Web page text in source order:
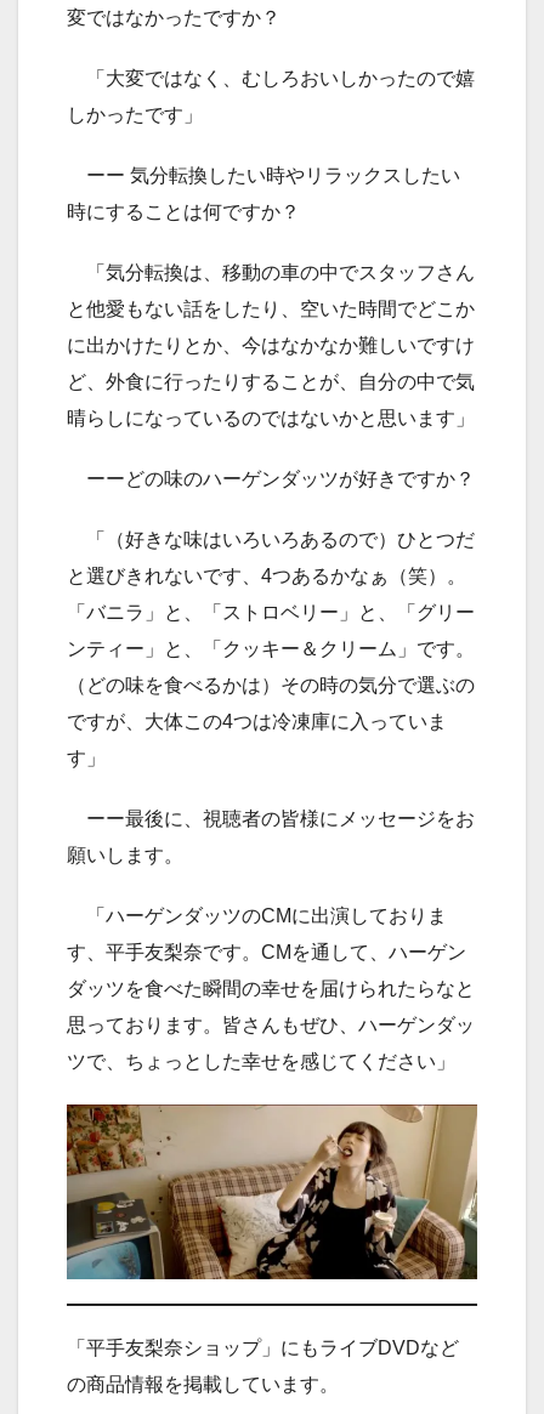
変ではなかったですか？
「大変ではなく、むしろおいしかったので嬉
しかったです」
ーー 気分転換したい時やリラックスしたい
時にすることは何ですか？
「気分転換は、移動の車の中でスタッフさん
と他愛もない話をしたり、空いた時間でどこか
に出かけたりとか、今はなかなか難しいですけ
ど、外食に行ったりすることが、自分の中で気
晴らしになっているのではないかと思います」
ーーどの味のハーゲンダッツが好きですか？
「（好きな味はいろいろあるので）ひとつだ
と選びきれないです、4つあるかなぁ（笑）。
「バニラ」と、「ストロベリー」と、「グリー
ンティー」と、「クッキー＆クリーム」です。
（どの味を食べるかは）その時の気分で選ぶの
ですが、大体この4つは冷凍庫に入っていま
す」
ーー最後に、視聴者の皆様にメッセージをお
願いします。
「ハーゲンダッツのCMに出演しておりま
す、平手友梨奈です。CMを通して、ハーゲン
ダッツを食べた瞬間の幸せを届けられたらなと
思っております。皆さんもぜひ、ハーゲンダッ
ツで、ちょっとした幸せを感じてください」
「平手友梨奈ショップ」にもライブDVDなど
の商品情報を掲載しています。